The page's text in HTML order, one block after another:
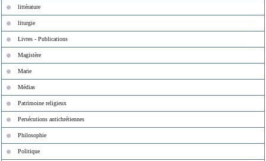
littérature
liturgie
Livres - Publications
Magistère
Marie
Médias
Patrimoine religieux
Persécutions antichrétiennes
Philosophie
Politique